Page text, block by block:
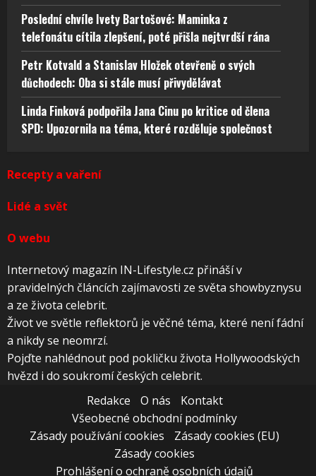
Poslední chvíle Ivety Bartošové: Maminka z
telefonátu cítila zlepšení, poté přišla nejtvrdší rána
Petr Kotvald a Stanislav Hložek otevřeně o svých
důchodech: Oba si stále musí přivydělávat
Linda Finková podpořila Jana Cinu po kritice od člena
SPD: Upozornila na téma, které rozděluje společnost
Recepty a vaření
Lidé a svět
O webu
Internetový magazín IN-Lifestyle.cz přináší v
pravidelných článcích zajímavosti ze světa showbyznysu
a ze života celebrit.
Život ve světle reflektorů je věčné téma, které není fádní
a nikdy se neomrzí.
Pojďte nahlédnout pod pokličku života Hollywoodských
hvězd i do soukromí českých celebrit.
Redakce
O nás
Kontakt
Všeobecné obchodní podmínky
Zásady používání cookies
Zásady cookies (EU)
Zásady cookies
Prohlášení o ochraně osobních údajů